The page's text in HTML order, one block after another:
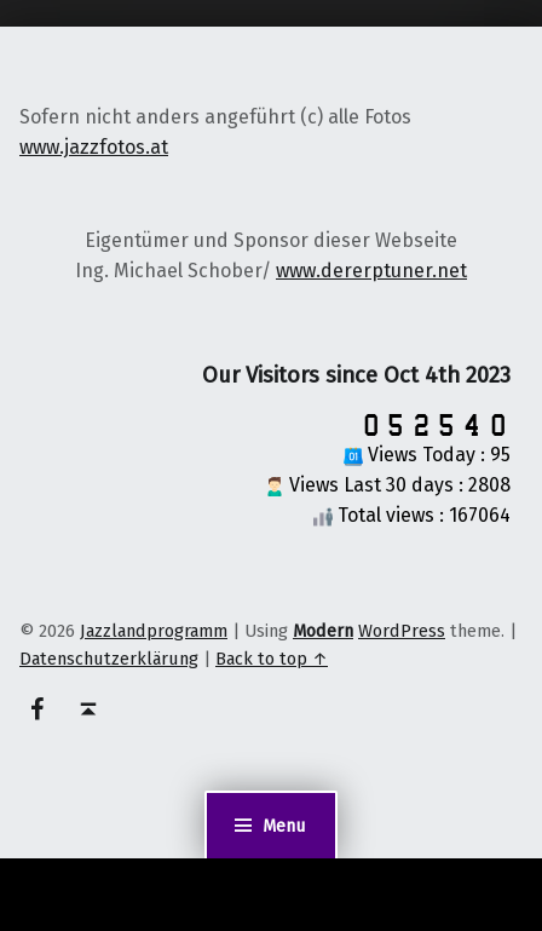
Menu
Sofern nicht anders angeführt (c) alle Fotos
www.jazzfotos.at
Eigentümer und Sponsor dieser Webseite
Ing. Michael Schober/ www.dererptuner.net
Our Visitors since Oct 4th 2023
Views Today : 95
Views Last 30 days : 2808
Total views : 167064
© 2026 Jazzlandprogramm | Using Modern WordPress theme. |
Datenschutzerklärung | Back to top ↑